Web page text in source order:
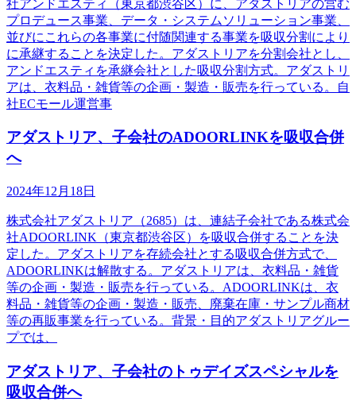
社アンドエスティ（東京都渋谷区）に、アダストリアの営む
プロデュース事業、データ・システムソリューション事業、
並びにこれらの各事業に付随関連する事業を吸収分割により
に承継することを決定した。アダストリアを分割会社とし、
アンドエスティを承継会社とした吸収分割方式。アダストリ
アは、衣料品・雑貨等の企画・製造・販売を行っている。自
社ECモール運営事
アダストリア、子会社のADOORLINKを吸収合併
へ
2024年12月18日
株式会社アダストリア（2685）は、連結子会社である株式会
社ADOORLINK（東京都渋谷区）を吸収合併することを決
定した。アダストリアを存続会社とする吸収合併方式で、
ADOORLINKは解散する。アダストリアは、衣料品・雑貨
等の企画・製造・販売を行っている。ADOORLINKは、衣
料品・雑貨等の企画・製造・販売、廃棄在庫・サンプル商材
等の再販事業を行っている。背景・目的アダストリアグルー
プでは、
アダストリア、子会社のトゥデイズスペシャルを
吸収合併へ